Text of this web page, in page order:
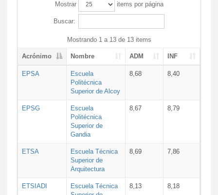
Mostrar items por página
Buscar:
Mostrando 1 a 13 de 13 items
Acrónimo Nombre ADM INF
EPSA
Escuela
Politécnica
Superior de Alcoy
8,68 8,40
EPSG
Escuela
Politécnica
Superior de
Gandia
8,67 8,79
ETSA
Escuela Técnica
Superior de
Arquitectura
8,69 7,86
ETSIADI
Escuela Técnica
8,13 8,18